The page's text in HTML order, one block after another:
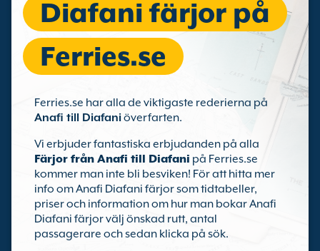
Diafani färjor på
Ferries.se
Ferries.se har alla de viktigaste rederierna på
Anafi till Diafaniöverfarten.
Vi erbjuder fantastiska erbjudanden på alla
Färjor från Anafi till Diafani på Ferries.se
kommer man inte bli besviken! För att hitta mer
info om Anafi Diafani färjor som tidtabeller,
priser och information om hur man bokar Anafi
Diafani färjor välj önskad rutt, antal
passagerare och sedan klicka på sök.